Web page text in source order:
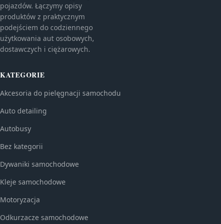
pojazdów. Łączymy opisy
produktów z praktycznym
podejściem do codziennego
użytkowania aut osobowych,
dostawczych i ciężarowych.
KATEGORIE
Akcesoria do pielęgnacji samochodu
Auto detailing
Autobusy
Bez kategorii
Dywaniki samochodowe
Kleje samochodowe
Motoryzacja
Odkurzacze samochodowe